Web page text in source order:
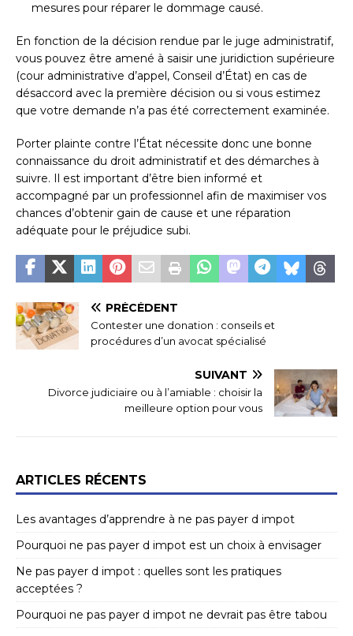
mesures pour réparer le dommage causé.
En fonction de la décision rendue par le juge administratif,
vous pouvez être amené à saisir une juridiction supérieure
(cour administrative d’appel, Conseil d’État) en cas de
désaccord avec la première décision ou si vous estimez
que votre demande n’a pas été correctement examinée.
Porter plainte contre l’État nécessite donc une bonne
connaissance du droit administratif et des démarches à
suivre. Il est important d’être bien informé et
accompagné par un professionnel afin de maximiser vos
chances d’obtenir gain de cause et une réparation
adéquate pour le préjudice subi.
PRÉCÉDENT
Contester une donation : conseils et
procédures d’un avocat spécialisé
SUIVANT
Divorce judiciaire ou à l’amiable : choisir la
meilleure option pour vous
ARTICLES RÉCENTS
Les avantages d’apprendre à ne pas payer d impot
Pourquoi ne pas payer d impot est un choix à envisager
Ne pas payer d impot : quelles sont les pratiques
acceptées ?
Pourquoi ne pas payer d impot ne devrait pas être tabou